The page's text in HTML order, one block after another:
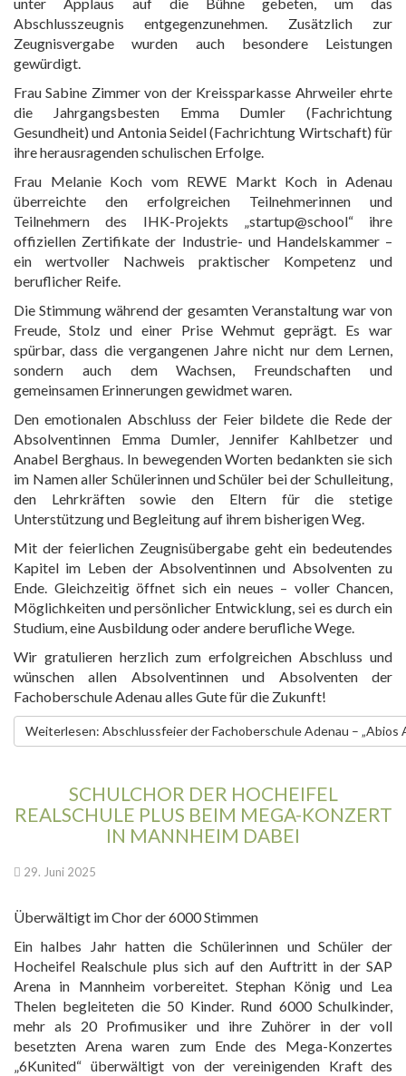
Abschlusszeugnis entgegenzunehmen. Zusätzlich zur
Zeugnisvergabe wurden auch besondere Leistungen
gewürdigt.
Frau Sabine Zimmer von der Kreissparkasse Ahrweiler ehrte
die Jahrgangsbesten Emma Dumler (Fachrichtung
Gesundheit) und Antonia Seidel (Fachrichtung Wirtschaft) für
ihre herausragenden schulischen Erfolge.
Frau Melanie Koch vom REWE Markt Koch in Adenau
überreichte den erfolgreichen Teilnehmerinnen und
Teilnehmern des IHK-Projekts „startup@school“ ihre
offiziellen Zertifikate der Industrie- und Handelskammer –
ein wertvoller Nachweis praktischer Kompetenz und
beruflicher Reife.
Die Stimmung während der gesamten Veranstaltung war von
Freude, Stolz und einer Prise Wehmut geprägt. Es war
spürbar, dass die vergangenen Jahre nicht nur dem Lernen,
sondern auch dem Wachsen, Freundschaften und
gemeinsamen Erinnerungen gewidmet waren.
Den emotionalen Abschluss der Feier bildete die Rede der
Absolventinnen Emma Dumler, Jennifer Kahlbetzer und
Anabel Berghaus. In bewegenden Worten bedankten sie sich
im Namen aller Schülerinnen und Schüler bei der Schulleitung,
den Lehrkräften sowie den Eltern für die stetige
Unterstützung und Begleitung auf ihrem bisherigen Weg.
Mit der feierlichen Zeugnisübergabe geht ein bedeutendes
Kapitel im Leben der Absolventinnen und Absolventen zu
Ende. Gleichzeitig öffnet sich ein neues – voller Chancen,
Möglichkeiten und persönlicher Entwicklung, sei es durch ein
Studium, eine Ausbildung oder andere berufliche Wege.
Wir gratulieren herzlich zum erfolgreichen Abschluss und
wünschen allen Absolventinnen und Absolventen der
Fachoberschule Adenau alles Gute für die Zukunft!
Weiterlesen: Abschlussfeier der Fachoberschule Adenau – „Abios
SCHULCHOR DER HOCHEIFEL
REALSCHULE PLUS BEIM MEGA-KONZERT
IN MANNHEIM DABEI
29. Juni 2025
Überwältigt im Chor der 6000 Stimmen
Ein halbes Jahr hatten die Schülerinnen und Schüler der
Hocheifel Realschule plus sich auf den Auftritt in der SAP
Arena in Mannheim vorbereitet. Stephan König und Lea
Thelen begleiteten die 50 Kinder. Rund 6000 Schulkinder,
mehr als 20 Profimusiker und ihre Zuhörer in der voll
besetzten Arena waren zum Ende des Mega-Konzertes
„6Kunited“ überwältigt von der vereinigenden Kraft des